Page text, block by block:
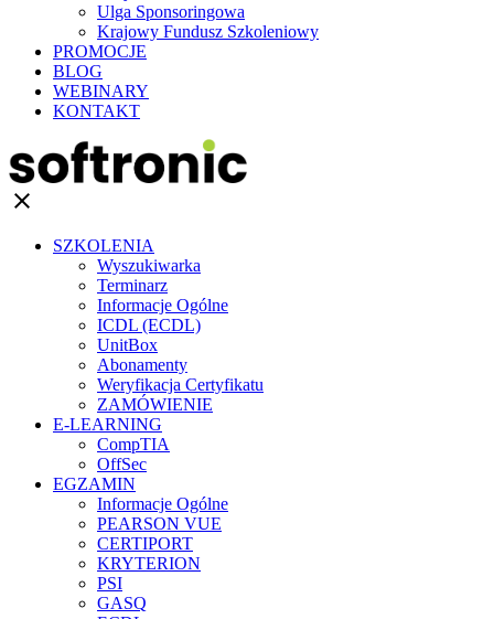
Ulga Sponsoringowa
Krajowy Fundusz Szkoleniowy
PROMOCJE
BLOG
WEBINARY
KONTAKT
clear
SZKOLENIA
Wyszukiwarka
Terminarz
Informacje Ogólne
ICDL (ECDL)
UnitBox
Abonamenty
Weryfikacja Certyfikatu
ZAMÓWIENIE
E-LEARNING
CompTIA
OffSec
EGZAMIN
Informacje Ogólne
PEARSON VUE
CERTIPORT
KRYTERION
PSI
GASQ